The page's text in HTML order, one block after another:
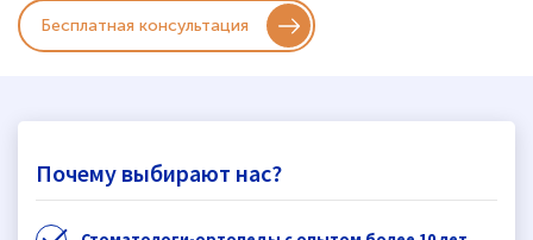
Бесплатная консультация
Почему выбирают нас?